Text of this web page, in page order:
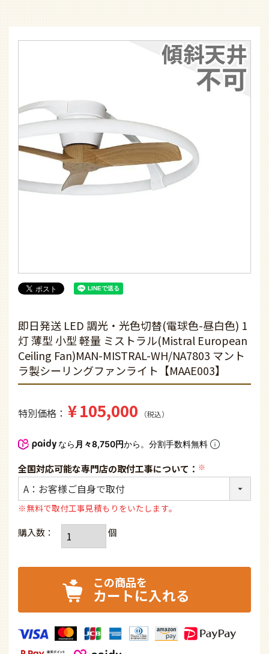
即日発送 LED 調光・光色切替(電球色-昼白色) 1
灯 薄型 小型 軽量 ミストラル(Mistral European
Ceiling Fan)MAN-MISTRAL-WH/NA7803 マント
ラ製シーリングファンライト【MAAE003】
特別価格 ¥105,000 税込
なら 月々8,750円から。分割手数料無料
全国対応可能な専門店の取付工事について：
(必
※無料で取付工事見積もりをいたします。
カートに入れる